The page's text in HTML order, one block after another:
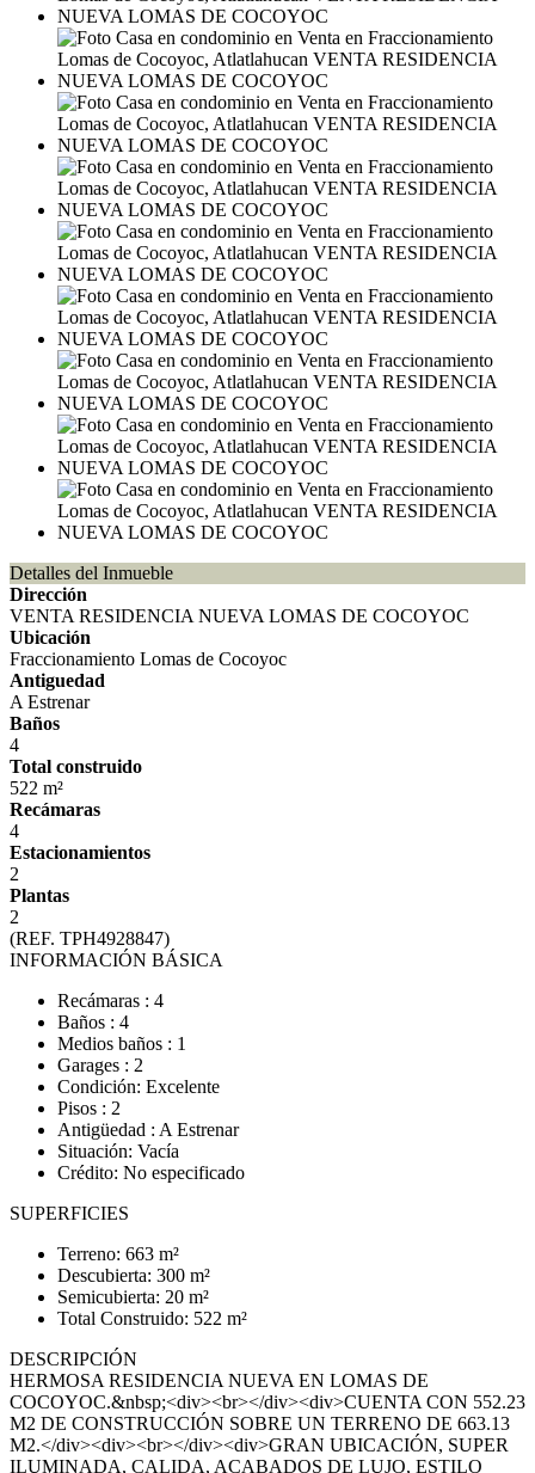
Detalles del Inmueble
Dirección
VENTA RESIDENCIA NUEVA LOMAS DE COCOYOC
Ubicación
Fraccionamiento Lomas de Cocoyoc
Antiguedad
A Estrenar
Baños
4
Total construido
522 m²
Recámaras
4
Estacionamientos
2
Plantas
2
(REF. TPH4928847)
INFORMACIÓN BÁSICA
Recámaras : 4
Baños : 4
Medios baños : 1
Garages : 2
Condición: Excelente
Pisos : 2
Antigüedad : A Estrenar
Situación: Vacía
Crédito: No especificado
SUPERFICIES
Terreno: 663 m²
Descubierta: 300 m²
Semicubierta: 20 m²
Total Construido: 522 m²
DESCRIPCIÓN
HERMOSA RESIDENCIA NUEVA EN LOMAS DE
COCOYOC.&nbsp;<div><br></div><div>CUENTA CON 552.23
M2 DE CONSTRUCCIÓN SOBRE UN TERRENO DE 663.13
M2.</div><div><br></div><div>GRAN UBICACIÓN, SUPER
ILUMINADA, CALIDA, ACABADOS DE LUJO, ESTILO